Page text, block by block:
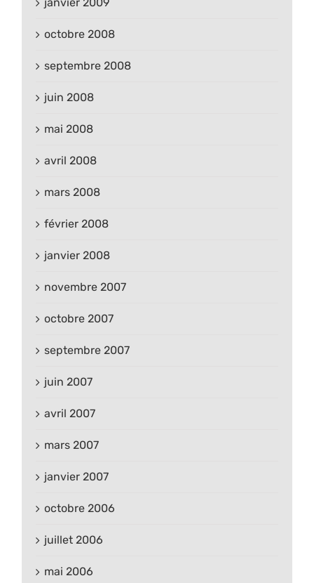
octobre 2008
septembre 2008
juin 2008
mai 2008
avril 2008
mars 2008
février 2008
janvier 2008
novembre 2007
octobre 2007
septembre 2007
juin 2007
avril 2007
mars 2007
janvier 2007
octobre 2006
juillet 2006
mai 2006